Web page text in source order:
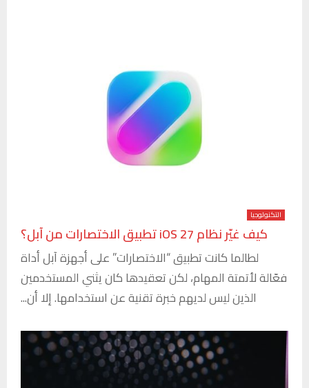
التكنولوجيا
كيف غيّر نظام iOS 27 تطبيق الاختصارات من آبل؟
لطالما كانت تطبيق “الاختصارات” على أجهزة آبل أداة
فعّالة لأتمتة المهام، لكن تعقيدها كان يثني المستخدمين
الذين ليس لديهم خبرة تقنية عن استخدامها. إلا أن...